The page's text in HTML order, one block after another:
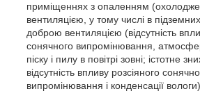
приміщеннях з опаленням
вентиляцією, у тому числі в
доброю вентиляцією (відсутність
сонячного випромінювання,
піску і пилу в повітрі зовні; істотне
відсутність впливу розсіяного
випромінювання і конденсації